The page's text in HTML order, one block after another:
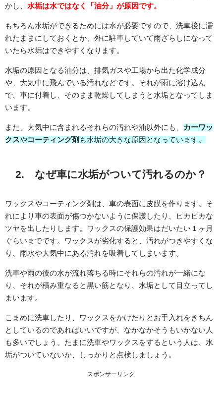
かし、 水垢は水ではなく「油分」が原因です。
もちろん水垢ができるためには水が必要ですので、洗車後に濡
れたままにしておくとか、外に駐車していて雨ざらしになって
いたら水垢はできやすくなります。
水垢の原因となる油分は、排気ガスや工場から出た化学成分
や、大気中に飛んでいる汚れなどです。それが雨に溶け込ん
で、車に付着し、そのまま乾燥してしまうと水垢となってしま
います。
また、大気中に含まれるそれらの汚れや油以外にも、
カーワッ
クスやコーティング剤 も水垢の大きな原因となっています。
2. なぜ車に水垢がついて汚れるのか？
ワックスやコーティング剤は、車の表面に皮膜を作ります。そ
れにより車の表面が傷つかないように保護したり、ピカピカな
ツヤを出したりします。ワックスの保護効果はだいたい１ヶ月
ぐらいまでです。ワックスが劣化すると、汚れがつきやすくな
り、雨水や大気中にある汚れを吸着してしまいます。
洗車や雨の後の水が流れ落ちる時にそれらの汚れが一緒にな
り、それが積み重なると黒い筋となり、水垢として目立ってし
まいます。
こまめに洗車したり、ワックスをかけたりとお手入れをきちん
としているのであればいいですが、なかなかそうもいかない人
も多いでしょう。たまに洗車やワックスをするという人は、水
垢がついていないか、しっかりと点検しましょう。
スポンサーリンク